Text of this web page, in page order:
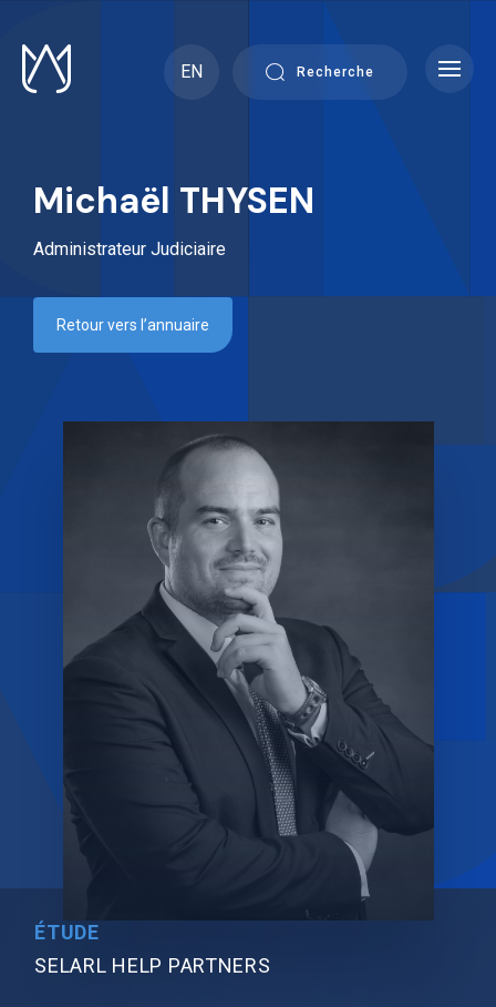
content
EN
Recherche
Michaël THYSEN
Administrateur Judiciaire
Retour vers l’annuaire
ÉTUDE
SELARL HELP PARTNERS